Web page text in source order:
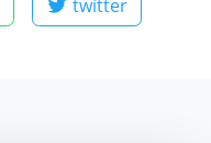
twitter